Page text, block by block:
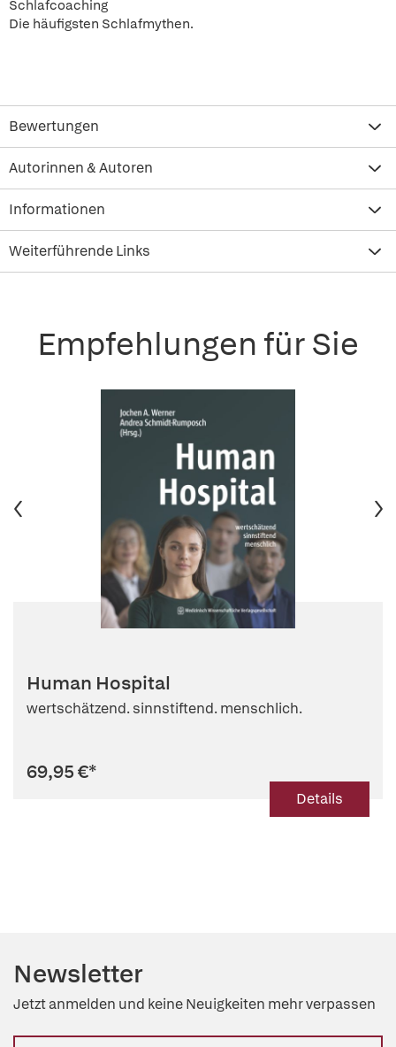
Schlafcoaching
Die häufigsten Schlafmythen.
Bewertungen
Autorinnen & Autoren
Informationen
Weiterführende Links
Empfehlungen für Sie
Human Hospital
wertschätzend. sinnstiftend. menschlich.
69,95 €*
Details
Newsletter
Jetzt anmelden und keine Neuigkeiten mehr verpassen